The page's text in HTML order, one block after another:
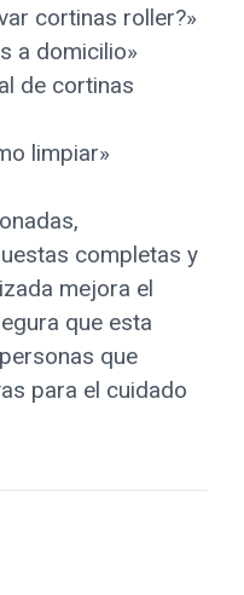
cortinas roller?»
a domicilio»
de cortinas
limpiar»
completas y
mejora el
que esta
que
para el cuidado